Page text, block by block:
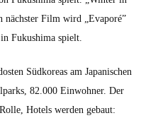
näch­ster Film wird „Evap­oré”
Fukushi­ma spielt.
Süd­ko­re­as am Japanis­chen
82.000 Ein­wohn­er. Der
Hotels wer­den gebaut: